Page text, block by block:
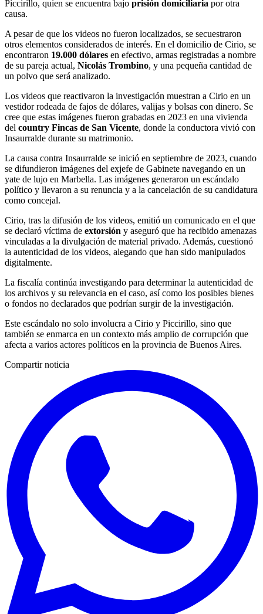
Piccirillo, quien se encuentra bajo prisión domiciliaria por otra
causa.
A pesar de que los videos no fueron localizados, se secuestraron
otros elementos considerados de interés. En el domicilio de Cirio, se
encontraron 19.000 dólares en efectivo, armas registradas a nombre
de su pareja actual, Nicolás Trombino, y una pequeña cantidad de
un polvo que será analizado.
Los videos que reactivaron la investigación muestran a Cirio en un
vestidor rodeada de fajos de dólares, valijas y bolsas con dinero. Se
cree que estas imágenes fueron grabadas en 2023 en una vivienda
del country Fincas de San Vicente, donde la conductora vivió con
Insaurralde durante su matrimonio.
La causa contra Insaurralde se inició en septiembre de 2023, cuando
se difundieron imágenes del exjefe de Gabinete navegando en un
yate de lujo en Marbella. Las imágenes generaron un escándalo
político y llevaron a su renuncia y a la cancelación de su candidatura
como concejal.
Cirio, tras la difusión de los videos, emitió un comunicado en el que
se declaró víctima de extorsión y aseguró que ha recibido amenazas
vinculadas a la divulgación de material privado. Además, cuestionó
la autenticidad de los videos, alegando que han sido manipulados
digitalmente.
La fiscalía continúa investigando para determinar la autenticidad de
los archivos y su relevancia en el caso, así como los posibles bienes
o fondos no declarados que podrían surgir de la investigación.
Este escándalo no solo involucra a Cirio y Piccirillo, sino que
también se enmarca en un contexto más amplio de corrupción que
afecta a varios actores políticos en la provincia de Buenos Aires.
Compartir noticia